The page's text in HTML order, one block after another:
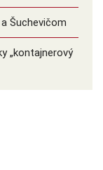
Šuchevičom
️„kontajnerový